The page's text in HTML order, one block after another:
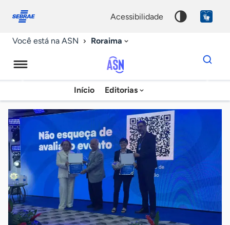
conosco
acessibilidade
Você está na ASN Roraima
Agência
Sebrae
de
Notícias
Início Editorias
Dados
para
chave